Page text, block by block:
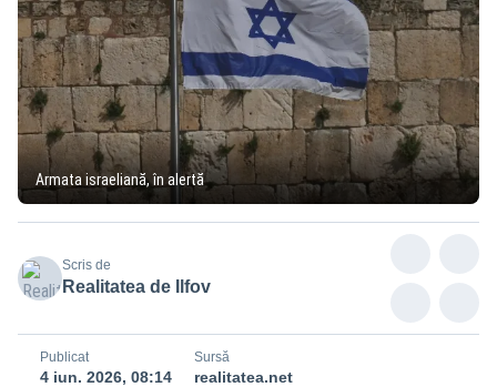
Armata israeliană, în alertă
Scris de
Realitatea de Ilfov
Publicat
4 iun. 2026, 08:14
Sursă
realitatea.net